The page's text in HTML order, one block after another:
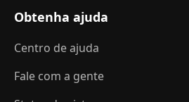
Obtenha ajuda
Centro de ajuda
Fale com a gente